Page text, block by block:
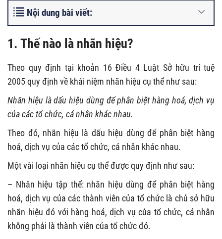
Nội dung bài viết:
1. Thế nào là nhãn hiệu?
Theo quy định tại khoản 16 Điều 4 Luật Sở hữu trí tuệ
2005 quy định về khái niệm nhãn hiệu cụ thể như sau:
Nhãn hiệu là dấu hiệu dùng để phân biệt hàng hoá, dịch vụ
của các tổ chức, cá nhân khác nhau.
Theo đó, nhãn hiệu là dấu hiệu dùng để phân biệt hàng
hoá, dịch vụ của các tổ chức, cá nhân khác nhau.
Một vài loại nhãn hiệu cụ thể được quy định như sau:
– Nhãn hiệu tập thể: nhãn hiệu dùng để phân biệt hàng
hoá, dịch vụ của các thành viên của tổ chức là chủ sở hữu
nhãn hiệu đó với hàng hoá, dịch vụ của tổ chức, cá nhân
không phải là thành viên của tổ chức đó.